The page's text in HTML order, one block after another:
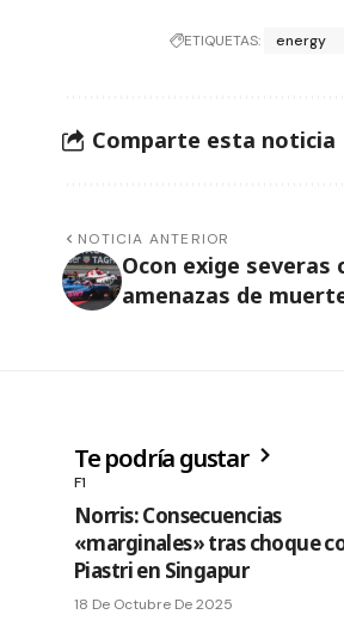
ETIQUETAS: energy
Comparte esta noticia
NOTICIA ANTERIOR
Ocon exige severas
amenazas de
Te podría gustar
F1
Norris: Consecuencias
«marginales» tras choque
Piastri en Singapur
18 De Octubre De 2025